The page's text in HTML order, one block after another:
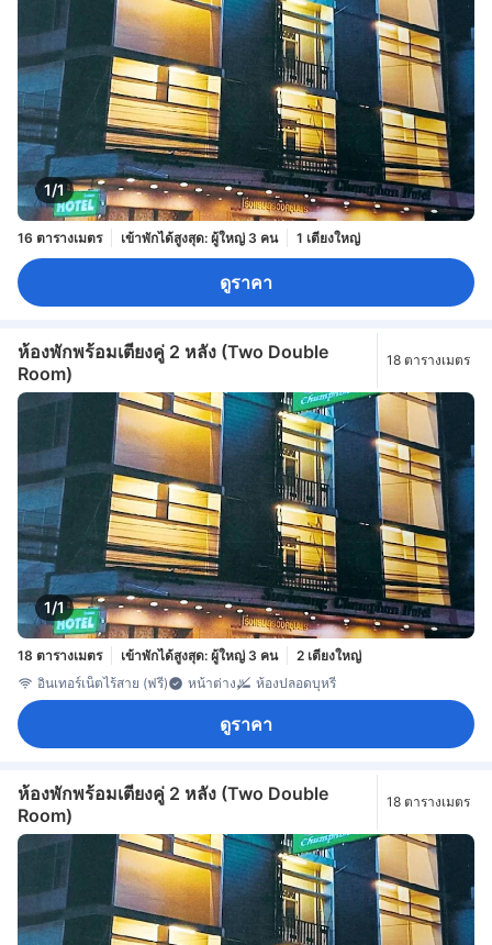
1/1
16 ตารางเมตร เข้าพักได้สูงสุด: ผู้ใหญ่ 3 คน 1 เตียงใหญ่
ดูราคา
ห้องพักพร้อมเตียงคู่ 2 หลัง (Two Double
Room)
18 ตารางเมตร
1/1
18 ตารางเมตร เข้าพักได้สูงสุด: ผู้ใหญ่ 3 คน
2 เตียงใหญ่
อินเทอร์เน็ตไร้สาย (ฟรี)
หน้าต่าง ห้องปลอดบุหรี่
ดูราคา
ห้องพักพร้อมเตียงคู่ 2 หลัง (Two Double
Room)
18 ตารางเมตร